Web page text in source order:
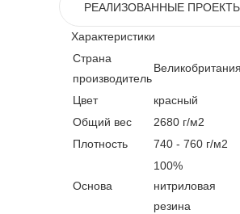
РЕАЛИЗОВАННЫЕ
Характеристики
Страна
производитель
Цвет
красный
Общий вес
2680 г/м2
Плотность
740 - 760 г/м2
Основа
100%
нитриловая
резина